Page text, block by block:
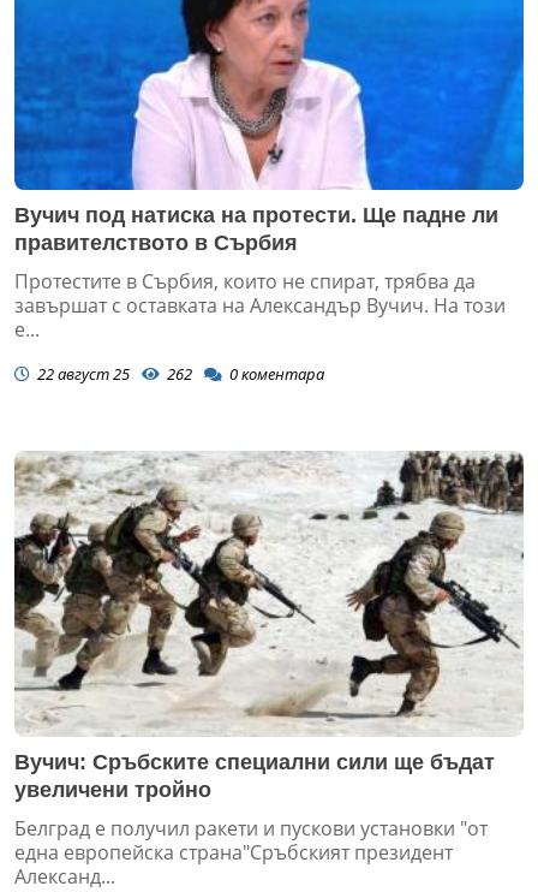
Вучич под натиска на протести. Ще падне ли
правителството в Сърбия
Протестите в Сърбия, които не спират, трябва да
завършат с оставката на Александър Вучич. На този
е...
22 август 25 262 0коментара
Вучич: Сръбските специални сили ще бъдат
увеличени тройно
Белград е получил ракети и пускови установки "от
една европейска страна"Сръбският президент
Александ...